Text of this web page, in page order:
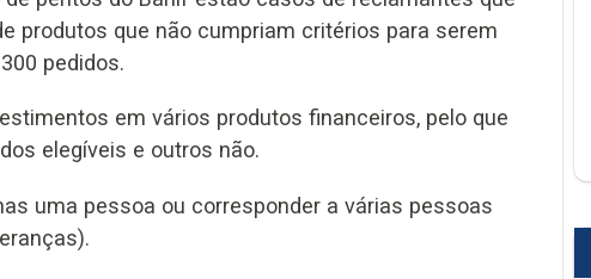
produtos que não cumpriam critérios para serem
pedidos.
em vários produtos financeiros, pelo que
elegíveis e outros não.
uma pessoa ou corresponder a várias pessoas